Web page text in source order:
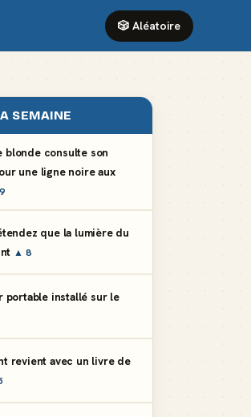
🎲 Aléatoire
SEMAINE
blonde consulte son
une ligne noire aux
que la lumière du
▲ 8
portable installé sur le
revient avec un livre de